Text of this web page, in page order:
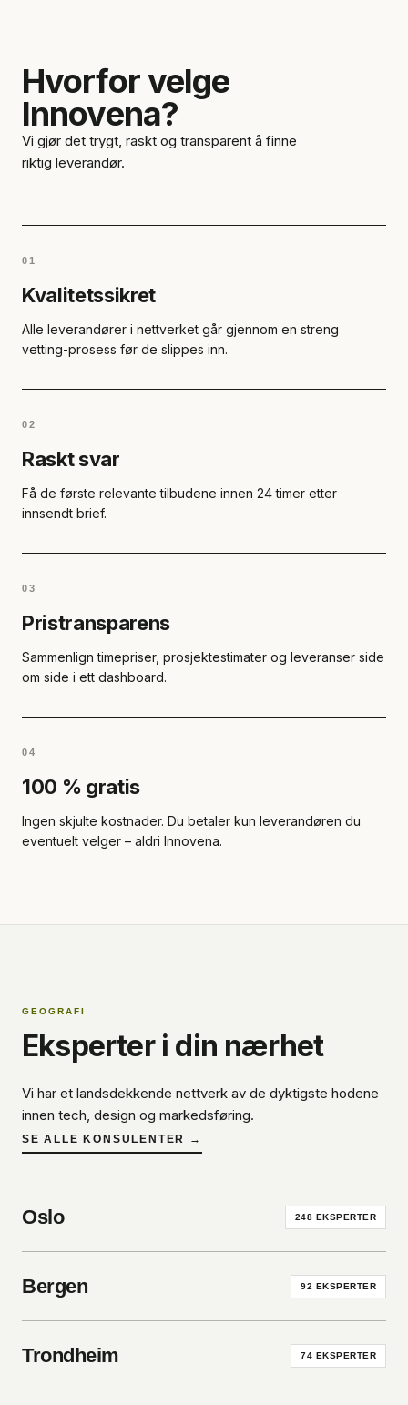
Hvorfor velge
Innovena?
Vi gjør det trygt, raskt og transparent å finne
riktig leverandør.
01
Kvalitetssikret
Alle leverandører i nettverket går gjennom en streng
vetting-prosess før de slippes inn.
02
Raskt svar
Få de første relevante tilbudene innen 24 timer etter
innsendt brief.
03
Pristransparens
Sammenlign timepriser, prosjektestimater og leveranser side
om side i ett dashboard.
04
100 % gratis
Ingen skjulte kostnader. Du betaler kun leverandøren du
eventuelt velger – aldri Innovena.
GEOGRAFI
Eksperter i din nærhet
Vi har et landsdekkende nettverk av de dyktigste hodene
innen tech, design og markedsføring.
SE ALLE KONSULENTER →
Oslo 248 EKSPERTER
Bergen 92 EKSPERTER
Trondheim 74 EKSPERTER